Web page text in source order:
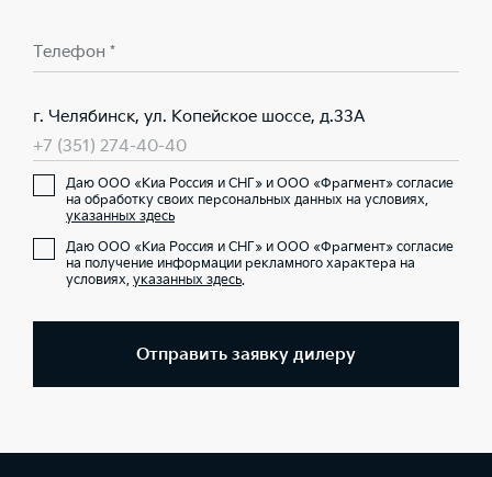
Телефон *
г. Челябинск, ул. Копейское шоссе, д.33А
+7 (351) 274-40-40
Даю ООО «Киа Россия и СНГ» и ООО «Фрагмент» согласие
на обработку своих персональных данных на условиях,
указанных здесь
Даю ООО «Киа Россия и СНГ» и ООО «Фрагмент» согласие
на получение информации рекламного характера на
условиях, указанных здесь.
Отправить заявку дилеру